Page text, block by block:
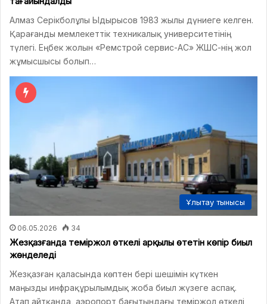
Алмаз Серікболұлы Ыдырысов 1983 жылы дүниеге келген.
Қарағанды мемлекеттік техникалық университетінің
түлегі. Еңбек жолын «Ремстрой сервис-АС» ЖШС-нің жол
жұмысшысы болып…
Ұлытау тынысы
06.05.2026 34
Жезқазғанда теміржол өткелі арқылы өтетін көпір биыл
жөнделеді
Жезқазған қаласында көптен бері шешімін күткен
маңызды инфрақұрылымдық жоба биыл жүзеге аспақ.
Атап айтқанда, аэропорт бағытындағы теміржол өткелі